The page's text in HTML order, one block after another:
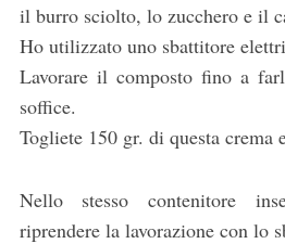
il burro sciolto, lo zucchero e il
Ho utilizzato uno sbattitore
Lavorare il composto fino a
soffice.
Togliete 150 gr. di questa crema
Nello stesso contenitore
riprendere la lavorazione con lo